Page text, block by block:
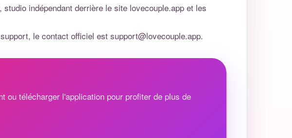
indépendant derrière le site lovecouple.app et les
le contact officiel estsupport@lovecouple.app.
ou télécharger l'application pour profiter de plus de